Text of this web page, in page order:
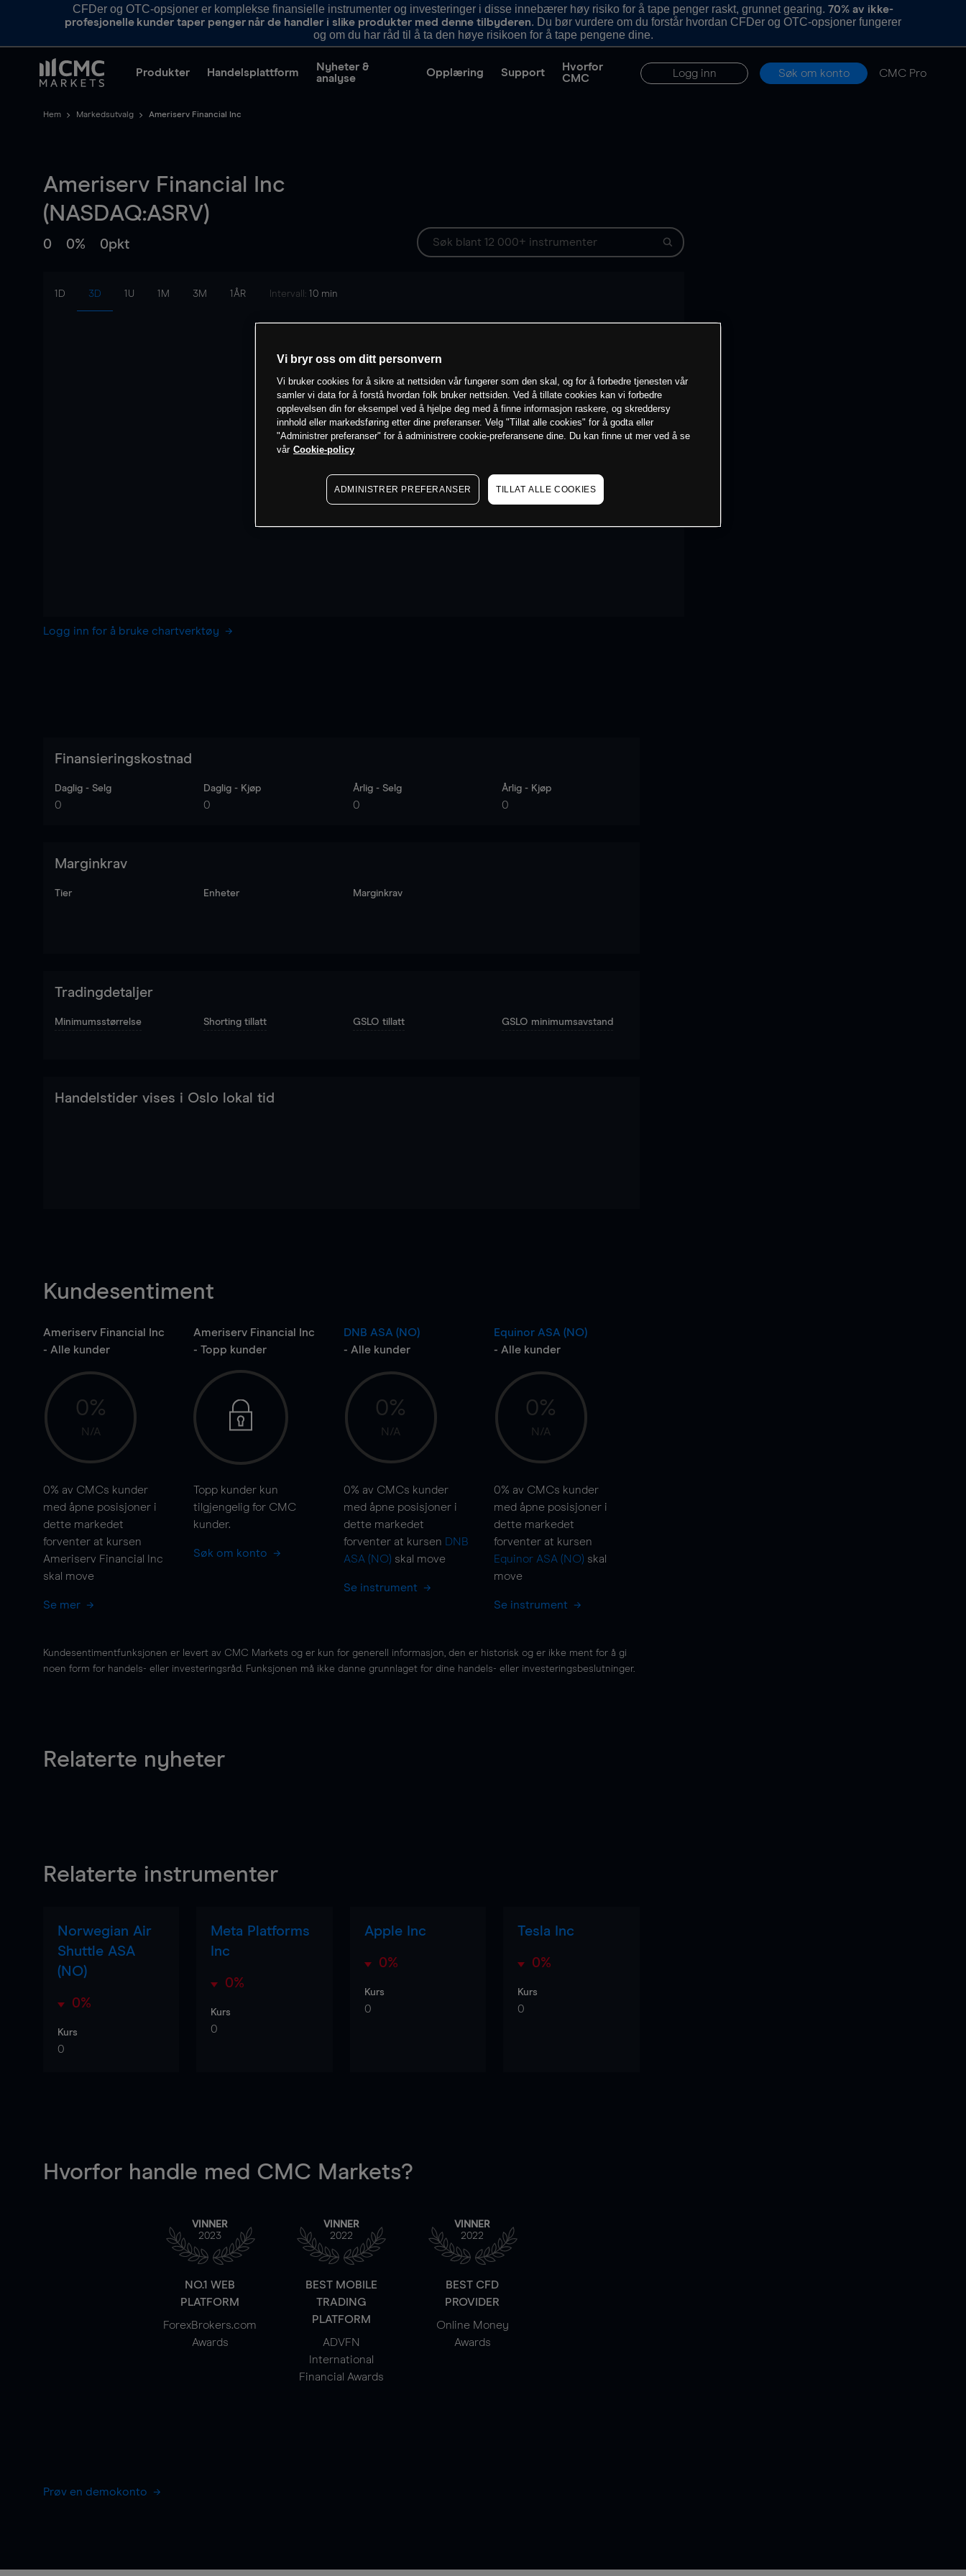
CFDer og OTC-opsjoner er komplekse finansielle instrumenter og investeringer i disse innebærer høy risiko for å tape penger raskt, grunnet gearing.70% av ikke-
profesjonelle kunder taper penger når de handler i slike produkter med denne tilbyderen. Du bør vurdere om du forstår hvordan CFDer og OTC-opsjoner fungerer
og om du har råd til å ta den høye risikoen for å tape pengene dine.
Produkter Handelsplattform
Nyheter &
analyse
Opplæring Support
Hvorfor
CMC
Logg inn Søk om konto CMC Pro
Hem Markedsutvalg Ameriserv Financial Inc
Ameriserv Financial Inc
(NASDAQ:ASRV)
0 0% 0pkt
1D 3D 1U 1M 3M 1ÅR Intervall: 10 min
Logg inn for å bruke chartverktøy
Finansieringskostnad
Daglig - Selg
0
Daglig - Kjøp
0
Årlig - Selg
0
Årlig - Kjøp
0
Marginkrav
Tier Enheter Marginkrav
Tradingdetaljer
Minimumsstørrelse Shorting tillatt GSLO tillatt GSLO minimumsavstand
Handelstider vises i Oslo lokal tid
Kundesentiment
Ameriserv Financial Inc
- Alle kunder
0%
N/A
0% av CMCs kunder
med åpne posisjoner i
dette markedet
forventer at kursen
Ameriserv Financial Inc
skal move
Se mer
Ameriserv Financial Inc
- Topp kunder
Topp kunder kun
tilgjengelig for CMC
kunder.
Søk om konto
DNB ASA (NO)
- Alle kunder
0%
N/A
0% av CMCs kunder
med åpne posisjoner i
dette markedet
forventer at kursen DNB
ASA (NO) skal move
Se instrument
Equinor ASA (NO)
- Alle kunder
0%
N/A
0% av CMCs kunder
med åpne posisjoner i
dette markedet
forventer at kursen
Equinor ASA (NO) skal
move
Se instrument
Kundesentimentfunksjonen er levert av CMC Markets og er kun for generell informasjon, den er historisk og er ikke ment for å gi
noen form for handels- eller investeringsråd. Funksjonen må ikke danne grunnlaget for dine handels- eller investeringsbeslutninger.
Relaterte nyheter
Relaterte instrumenter
Norwegian Air
Shuttle ASA
(NO)
0%
Kurs
0
Meta Platforms
Inc
0%
Kurs
0
Apple Inc
0%
Kurs
0
Tesla Inc
0%
Kurs
0
Hvorfor handle med CMC Markets?
VINNER
2023
NO.1 WEB
PLATFORM
ForexBrokers.com
Awards
VINNER
2022
BEST MOBILE
TRADING
PLATFORM
ADVFN
International
Financial Awards
VINNER
2022
BEST CFD
PROVIDER
Online Money
Awards
Prøv en demokonto
Vi bryr oss om ditt personvern
Vi bruker cookies for å sikre at nettsiden vår fungerer som den skal, og for å forbedre tjenesten vår
samler vi data for å forstå hvordan folk bruker nettsiden. Ved å tillate cookies kan vi forbedre
opplevelsen din for eksempel ved å hjelpe deg med å finne informasjon raskere, og skreddersy
innhold eller markedsføring etter dine preferanser. Velg "Tillat alle cookies" for å godta eller
"Administrer preferanser" for å administrere cookie-preferansene dine. Du kan finne ut mer ved å se
vår Cookie-policy
ADMINISTRER PREFERANSER TILLAT ALLE COOKIES